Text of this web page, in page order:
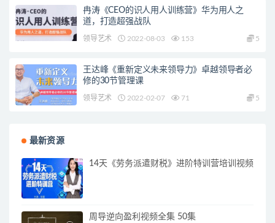
冉涛《CEO的识人用人训练营》华为用人之
道，打造超强战队
领导艺术 2022-08-03 153 5
王达峰《重新定义未来领导力》卓越领导者必
修的30节管理课
领导艺术 2022-02-07 71 5
最新资源
14天《劳务派遣财税》进阶特训营培训视频
周导逆向盈利视频全集 50集